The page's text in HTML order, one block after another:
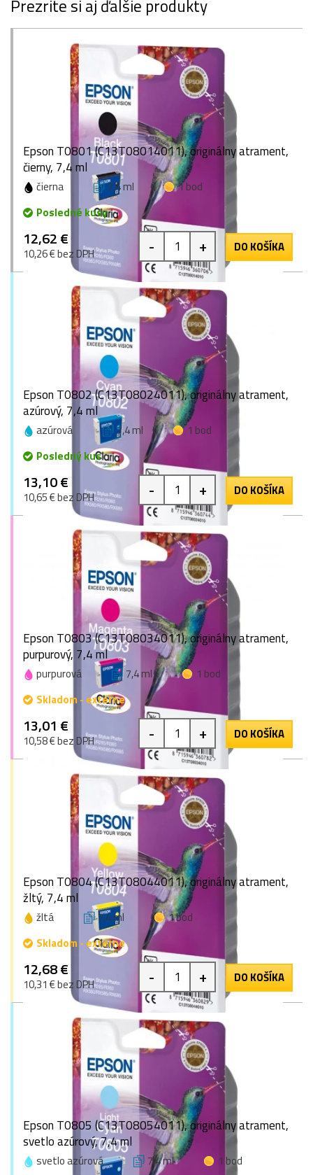
Prezrite si aj ďalšie produkty
Epson T0801 (C13T08014011), originálny atrament,
čierny, 7,4 ml
čierna 7,4 ml
1 bod
Posledné kusy
12,62 €
10,26 € bez DPH - + DO KOŠÍKA
Epson T0802 (C13T08024011), originálny atrament,
azúrový, 7,4 ml
azúrová 7,4 ml
1 bod
Posledný kus
13,10 €
10,65 € bez DPH - + DO KOŠÍKA
Epson T0803 (C13T08034011), originálny atrament,
purpurový, 7,4 ml
purpurová 7,4 ml
1 bod
Skladom - externe
13,01 €
10,58 € bez DPH - + DO KOŠÍKA
Epson T0804 (C13T08044011), originálny atrament,
žltý, 7,4 ml
žltá 7,4 ml
1 bod
Skladom - externe
12,68 €
10,31 € bez DPH - + DO KOŠÍKA
Epson T0805 (C13T08054011), originálny atrament,
svetlo azúrový, 7,4 ml
svetlo azúrová 7,4 ml
1 bod